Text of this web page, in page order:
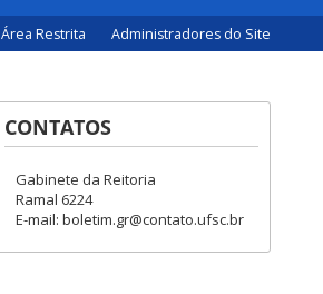
Área Restrita Administradores do Site
CONTATOS
Gabinete da Reitoria
Ramal 6224
E-mail: boletim.gr@contato.ufsc.br